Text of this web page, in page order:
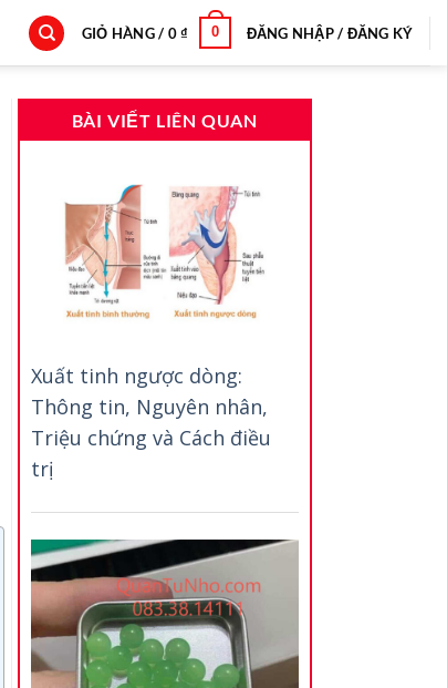
GIỎ HÀNG / 0₫ 0 ĐĂNG NHẬP / ĐĂNG KÝ
BÀI VIẾT LIÊN QUAN
Xuất tinh ngược dòng:
Thông tin, Nguyên nhân,
Triệu chứng và Cách điều
trị